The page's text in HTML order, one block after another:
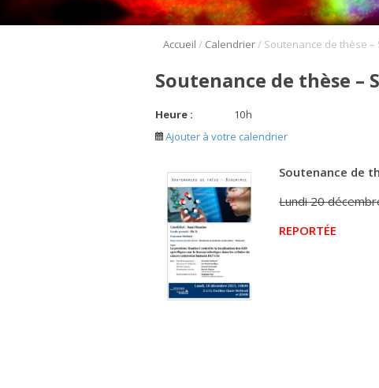
Accueil / Calendrier/
Soutenance de thèse –
Heure : 10h
Ajouter à votre calendrier
Soutenance de
Lundi 20
REPORTÉE